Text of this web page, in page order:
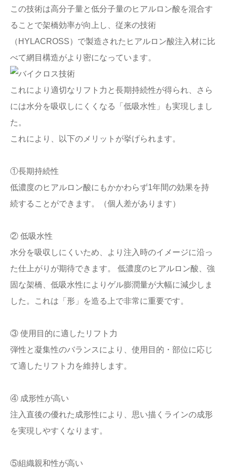
この技術は高分子量と低分子量のヒアルロン酸を混合す
ることで架橋効率が向上し、従来の技術
（HYLACROSS）で製造されたヒアルロン酸注入材に比
べて網目構造がより密になっています。
これにより適切なリフト力と長期持続性が得られ、さら
には水分を吸収しにくくなる「低吸水性」も実現しまし
た。
これにより、以下のメリットが挙げられます。
①長期持続性
低濃度のヒアルロン酸にもかかわらず1年間の効果を持
続することができます。（個人差があります）
② 低吸水性
水分を吸収しにくいため、より注入時のイメージに沿っ
た仕上がりが期待できます。 低濃度のヒアルロン酸、強
固な架橋、低吸水性によりゲル膨潤量が大幅に減少しま
した。これは「形」を造る上で非常に重要です。
③ 使用目的に適したリフト力
弾性と凝集性のバランスにより、使用目的・部位に応じ
て適したリフト力を維持します。
④ 成形性が高い
注入直後の優れた成形性により、思い描くラインの成形
を実現しやすくなります。
⑤組織親和性が高い